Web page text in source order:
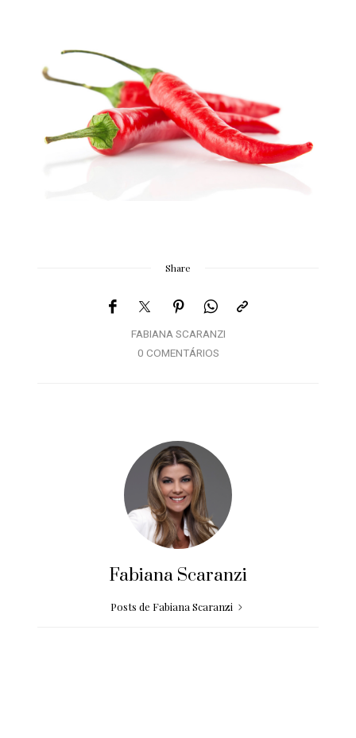
Share
FABIANA SCARANZI
0 COMENTÁRIOS
Fabiana Scaranzi
Posts de Fabiana Scaranzi